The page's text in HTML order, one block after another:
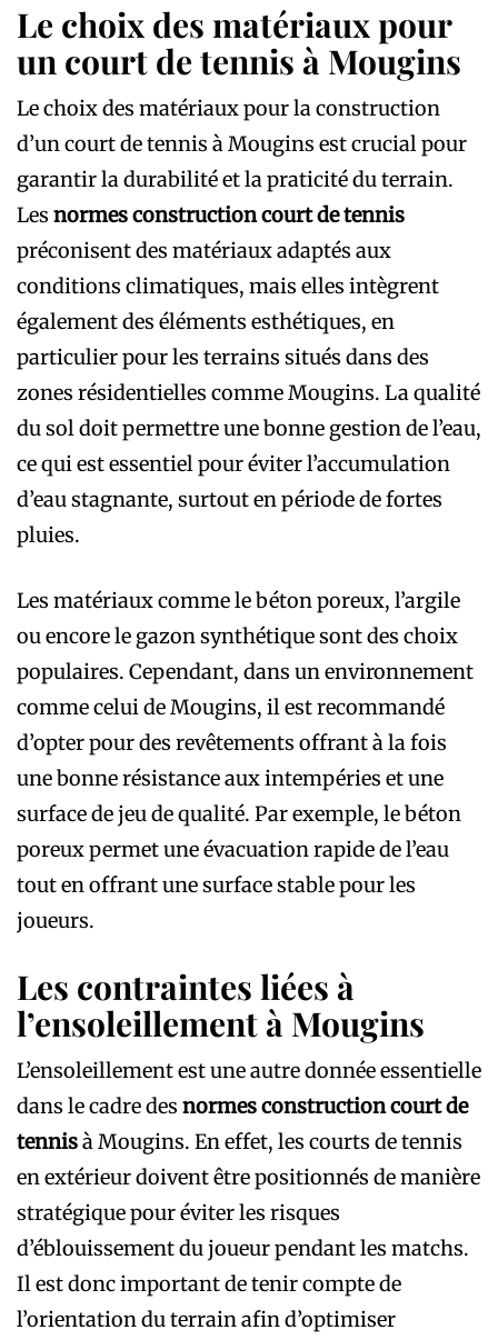
Le choix des matériaux pour
un court de tennis à Mougins
Le choix des matériaux pour la construction
d’un court de tennis à Mougins est crucial pour
garantir la durabilité et la praticité du terrain.
Les normes construction court de tennis
préconisent des matériaux adaptés aux
conditions climatiques, mais elles intègrent
également des éléments esthétiques, en
particulier pour les terrains situés dans des
zones résidentielles comme Mougins. La qualité
du sol doit permettre une bonne gestion de l’eau,
ce qui est essentiel pour éviter l’accumulation
d’eau stagnante, surtout en période de fortes
pluies.
Les matériaux comme le béton poreux, l’argile
ou encore le gazon synthétique sont des choix
populaires. Cependant, dans un environnement
comme celui de Mougins, il est recommandé
d’opter pour des revêtements offrant à la fois
une bonne résistance aux intempéries et une
surface de jeu de qualité. Par exemple, le béton
poreux permet une évacuation rapide de l’eau
tout en offrant une surface stable pour les
joueurs.
Les contraintes liées à
l’ensoleillement à Mougins
L’ensoleillement est une autre donnée essentielle
dans le cadre des normes construction court de
tennisà Mougins. En effet, les courts de tennis
en extérieur doivent être positionnés de manière
stratégique pour éviter les risques
d’éblouissement du joueur pendant les matchs.
Il est donc important de tenir compte de
l’orientation du terrain afin d’optimiser